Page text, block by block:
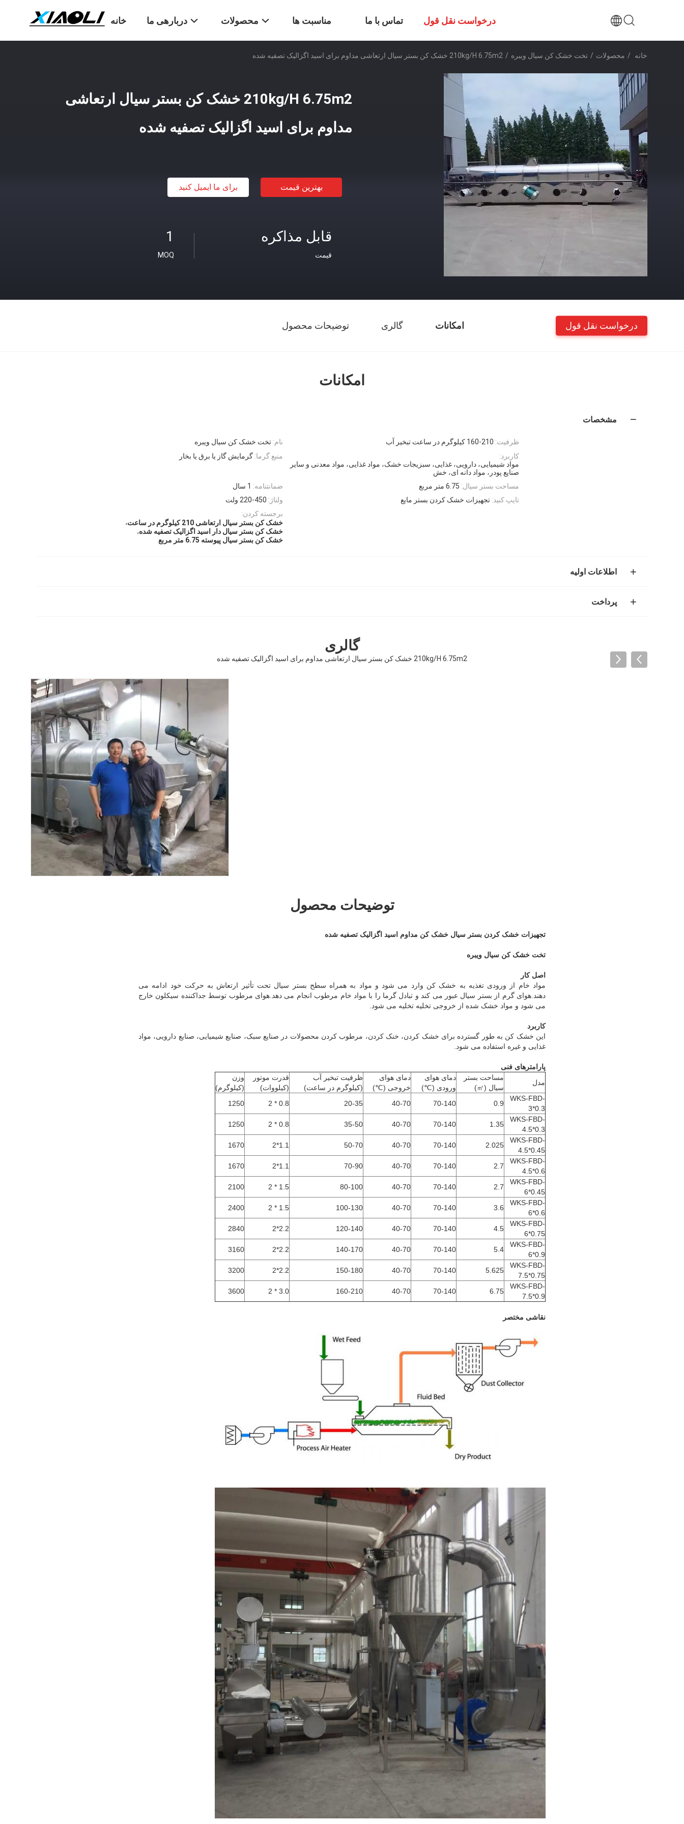
خانه دربارهی ما محصولات مناسبت ها تماس با ما درخواست نقل قول
خانه / محصولات / تخت خشک کن سیال ویبره / 210kg/H 6.75m2 خشک کن بستر سیال ارتعاشی مداوم برای اسید اگزالیک تصفیه شده
210kg/H 6.75m2 خشک کن بستر سیال ارتعاشی
مداوم برای اسید اگزالیک تصفیه شده
بهترین قیمت برای ما ایمیل کنید
1
MOQ
قابل مذاکره
قیمت
امکانات گالری توضیحات محصول درخواست نقل قول
امکانات
مشخصات
نام: تخت خشک کن سیال ویبره ظرفیت: 160-210 کیلوگرم در ساعت تبخیر آب
منبع گرما: گرمایش گاز یا برق یا بخار
کاربرد:
مواد شیمیایی، دارویی، غذایی، سبزیجات خشک، مواد غذایی، مواد معدنی و سایر
صنایع پودر، مواد دانه ای، خش
ضمانتنامه: 1 سال مساحت بستر سیال: 6.75 متر مربع
ولتاژ: 220-450 ولت تایپ کنید: تجهیزات خشک کردن بستر مایع
برجسته کردن:
خشک کن بستر سیال ارتعاشی 210 کیلوگرم در ساعت
,
خشک کن بستر سیال دار اسید اگزالیک تصفیه شده,
خشک کن بستر سیال پیوسته 6.75 متر مربع
اطلاعات اولیه
پرداخت
گالری
210kg/H 6.75m2 خشک کن بستر سیال ارتعاشی مداوم برای اسید اگزالیک تصفیه شده
توضیحات محصول
تجهیزات خشک کردن بستر سیال خشک کن مداوم اسید اگزالیک تصفیه شده
تخت خشک کن سیال ویبره
اصل کار
مواد خام از ورودی تغذیه به خشک کن وارد می شود و مواد به همراه سطح بستر سیال تحت تأثیر ارتعاش به حرکت خود ادامه می
دهند.هوای گرم از بستر سیال عبور می کند و تبادل گرما را با مواد خام مرطوب انجام می دهد.هوای مرطوب توسط جداکننده سیکلون خارج
می شود و مواد خشک شده از خروجی تخلیه تخلیه می شود.
کاربرد
این خشک کن به طور گسترده برای خشک کردن، خنک کردن، مرطوب کردن محصولات در صنایع سبک، صنایع شیمیایی، صنایع دارویی، مواد
غذایی و غیره استفاده می شود.
پارامترهای فنی
مدل
مساحت بستر
سیال (㎡)
دمای هوای
ورودی (℃)
دمای هوای
خروجی (℃)
ظرفیت تبخیر آب
(کیلوگرم در ساعت)
قدرت موتور
(کیلووات)
وزن
(کیلوگرم)
WKS-FBD-
3*0.3
0.9
70-140
40-70
20-35
0.8 * 2
1250
WKS-FBD-
4.5*0.3
1.35
70-140
40-70
35-50
0.8 * 2
1250
WKS-FBD-
4.5*0.45
2.025
70-140
40-70
50-70
1.1*2
1670
WKS-FBD-
4.5*0.6
2.7
70-140
40-70
70-90
1.1*2
1670
WKS-FBD-
6*0.45
2.7
70-140
40-70
80-100
1.5 * 2
2100
WKS-FBD-
6*0.6
3.6
70-140
40-70
100-130
1.5 * 2
2400
WKS-FBD-
6*0.75
4.5
70-140
40-70
120-140
2.2*2
2840
WKS-FBD-
6*0.9
5.4
70-140
40-70
140-170
2.2*2
3160
WKS-FBD-
7.5*0.75
5.625
70-140
40-70
150-180
2.2*2
3200
WKS-FBD-
7.5*0.9
6.75
70-140
40-70
160-210
3.0 * 2
3600
نقاشی مختصر